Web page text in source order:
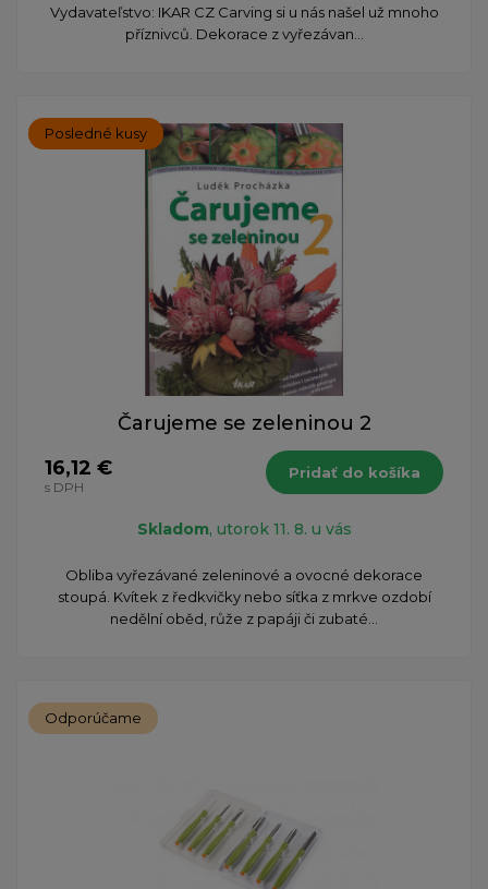
Vydavateľstvo: IKAR CZ Carving si u nás našel už mnoho
příznivců. Dekorace z vyřezávan...
Posledné kusy
Čarujeme se zeleninou 2
16,12 €
s DPH
Pridať do košíka
Skladom, utorok 11. 8. u vás
Obliba vyřezávané zeleninové a ovocné dekorace
stoupá. Kvítek z ředkvičky nebo síťka z mrkve ozdobí
nedělní oběd, růže z papáji či zubaté...
Odporúčame